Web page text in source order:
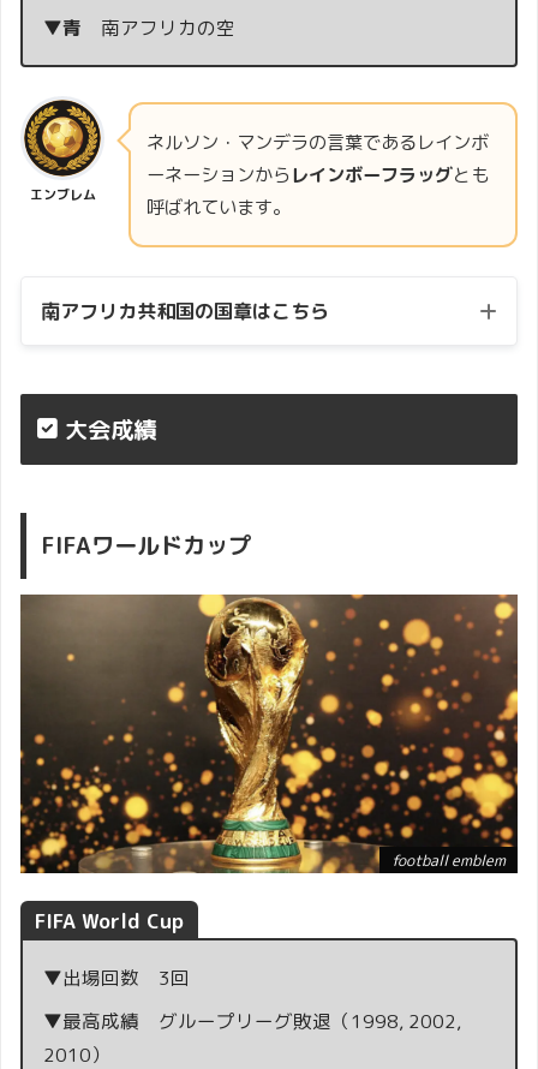
▼青 南アフリカの空
エンブレム
ネルソン・マンデラの言葉であるレインボ
ーネーションからレインボーフラッグとも
呼ばれています。
南アフリカ共和国の国章はこちら
大会成績
FIFAワールドカップ
football emblem
FIFA World Cup
▼出場回数 3回
▼最高成績 グループリーグ敗退（1998, 2002,
2010）